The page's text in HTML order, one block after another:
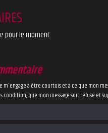
pour le moment.
m'engage à être courtois et à ce que mon
condition, que mon message soit refusé et